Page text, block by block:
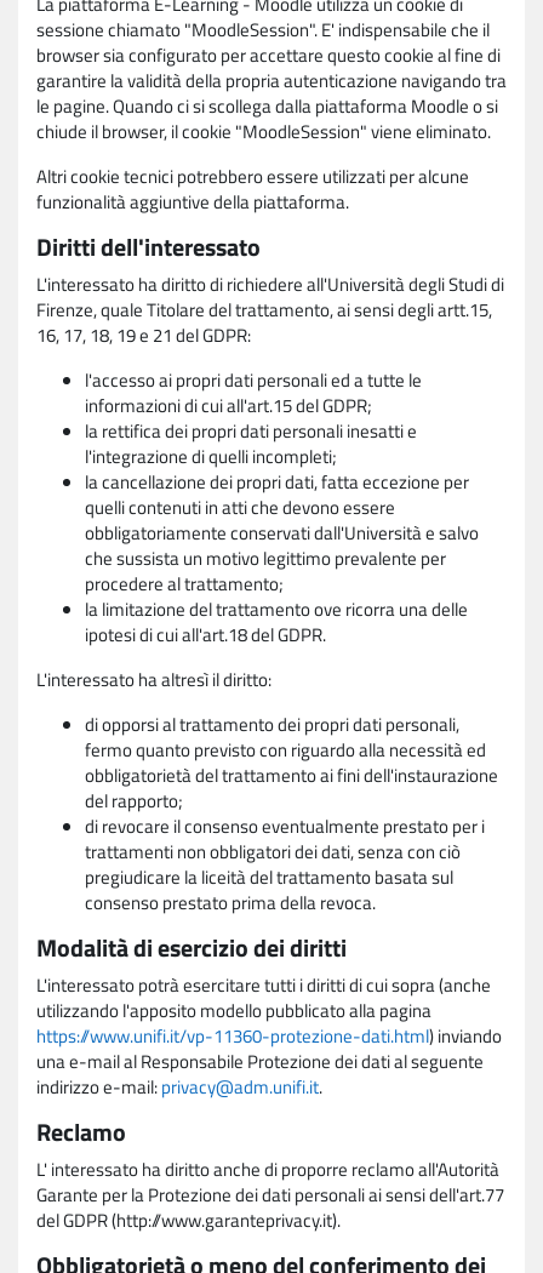
sessione chiamato "MoodleSession". E' indispensabile che il
browser sia configurato per accettare questo cookie al fine di
garantire la validità della propria autenticazione navigando tra
le pagine. Quando ci si scollega dalla piattaforma Moodle o si
chiude il browser, il cookie "MoodleSession" viene eliminato.
Altri cookie tecnici potrebbero essere utilizzati per alcune
funzionalità aggiuntive della piattaforma.
Diritti dell'interessato
L'interessato ha diritto di richiedere all'Università degli Studi di
Firenze, quale Titolare del trattamento, ai sensi degli artt.15,
16, 17, 18, 19 e 21 del GDPR:
l'accesso ai propri dati personali ed a tutte le
informazioni di cui all'art.15 del GDPR;
la rettifica dei propri dati personali inesatti e
l'integrazione di quelli incompleti;
la cancellazione dei propri dati, fatta eccezione per
quelli contenuti in atti che devono essere
obbligatoriamente conservati dall'Università e salvo
che sussista un motivo legittimo prevalente per
procedere al trattamento;
la limitazione del trattamento ove ricorra una delle
ipotesi di cui all'art.18 del GDPR.
L'interessato ha altresì il diritto:
di opporsi al trattamento dei propri dati personali,
fermo quanto previsto con riguardo alla necessità ed
obbligatorietà del trattamento ai fini dell'instaurazione
del rapporto;
di revocare il consenso eventualmente prestato per i
trattamenti non obbligatori dei dati, senza con ciò
pregiudicare la liceità del trattamento basata sul
consenso prestato prima della revoca.
Modalità di esercizio dei diritti
L'interessato potrà esercitare tutti i diritti di cui sopra (anche
utilizzando l'apposito modello pubblicato alla pagina
https://www.unifi.it/vp-11360-protezione-dati.html) inviando
una e-mail al Responsabile Protezione dei dati al seguente
indirizzo e-mail:privacy@adm.unifi.it.
Reclamo
L' interessato ha diritto anche di proporre reclamo all'Autorità
Garante per la Protezione dei dati personali ai sensi dell'art.77
del GDPR (http://www.garanteprivacy.it).
Obbligatorietà o meno del conferimento dei